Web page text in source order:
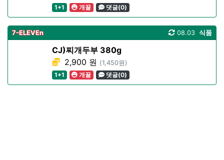
1+1
개꿀 댓글(0)
7-ELEVEn 식품
08.03
CJ)찌개두부 380g
2,900 원 (1,450원)
1+1
개꿀 댓글(0)